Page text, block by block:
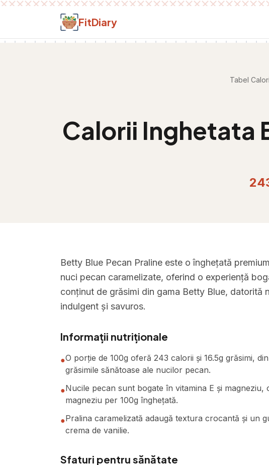
Salt la conținut
FitDiary
Tabel
Calorii Inghetata
Betty Blue Pecan Praline este o înghețată
nuci pecan caramelizate, oferind o experiență
conținut de grăsimi din gama Betty Blue, datorită
indulgent și savuros.
Informații nutriționale
●O porție de 100g oferă 243 calorii și 16.5g grăsimi,
grăsimile sănătoase ale nucilor pecan.
●Nucile pecan sunt bogate în vitamina E și magneziu,
magneziu per 100g înghețată.
●Pralina caramelizată adaugă textura crocantă și un
crema de vanilie.
Sfaturi pentru sănătate